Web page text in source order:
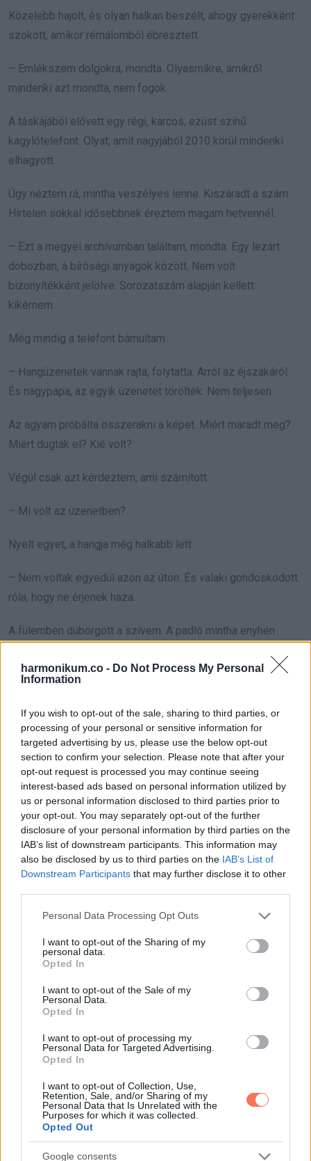
harmonikum.co - Do Not Process My Personal
Information
If you wish to opt-out of the sale, sharing to third parties, or
processing of your personal or sensitive information for
targeted advertising by us, please use the below opt-out
section to confirm your selection. Please note that after your
opt-out request is processed you may continue seeing
interest-based ads based on personal information utilized by
us or personal information disclosed to third parties prior to
your opt-out. You may separately opt-out of the further
disclosure of your personal information by third parties on the
IAB’s list of downstream participants. This information may
also be disclosed by us to third parties on the IAB’s List of
Downstream Participants that may further disclose it to other
Please note that this website/app uses one or more Google
not limited to your visit or usage behaviour. You may click to
grant or deny consent to Google and its third-party tags to
use your data for below specified purposes in below Google
consent section.
Personal Data Processing Opt Outs
I want to opt-out of the Sharing of my
personal data.
Opted In
I want to opt-out of the Sale of my
Personal Data.
Opted In
I want to opt-out of processing my
Personal Data for Targeted Advertising.
Opted In
I want to opt-out of Collection, Use,
Retention, Sale, and/or Sharing of my
Personal Data that Is Unrelated with the
Purposes for which it was collected.
Opted Out
Google consents
Közelebb hajolt, és olyan halkan beszélt, ahogy gyerekként
szokott, amikor rémálomból ébresztett.
– Emlékszem dolgokra, mondta. Olyasmikre, amikről
mindenki azt mondta, nem fogok.
A táskájából elővett egy régi, karcos, ezüst színű
kagylótelefont. Olyat, amit nagyjából 2010 körül mindenki
elhagyott.
Úgy néztem rá, mintha veszélyes lenne. Kiszáradt a szám.
Hirtelen sokkal idősebbnek éreztem magam hetvennél.
– Ezt a megyei archívumban találtam, mondta. Egy lezárt
dobozban, a bírósági anyagok között. Nem volt
bizonyítékként jelölve. Sorozatszám alapján kellett
kikérnem.
Még mindig a telefont bámultam.
– Hangüzenetek vannak rajta, folytatta. Arról az éjszakáról.
És nagypapa, az egyik üzenetet törölték. Nem teljesen.
Az agyam próbálta összerakni a képet. Miért maradt meg?
Miért dugták el? Kié volt?
Végül csak azt kérdeztem, ami számított.
– Mi volt az üzenetben?
Nyelt egyet, a hangja még halkabb lett.
– Nem voltak egyedül azon az úton. És valaki gondoskodott
róla, hogy ne érjenek haza.
A fülemben dübörgött a szívem. A padló mintha enyhén
Emily habozott, aztán a folyosó felé pillantott, mintha
– Emlékszel Reynolds rendőrre?
Hogyne emlékeztem volna.
Ő hozta a hírt. Ismert minket. Evett már a templomi
jótékonysági vacsorán is, chilit szedett, mint mindenki más.
– Azt mondta, gyors volt, motyogtam. Azt mondta, nem
szenvedtek.
Emily bólintott.
– Azt is mondta, nem volt más jármű érintett.
Recsegett, fújt benne a szél, hallatszott a motor tompa zaja,
de két hang így is kivehető lett.
Egy férfi hangja, pánikban: „Ezt nem tudom tovább csinálni.
Azt mondtad, senkinek nem esik baja.”
Aztán egy másik hang, hideg és éles: „Csak vezess.
Elvétetted a kanyart.”
Ennyi volt.